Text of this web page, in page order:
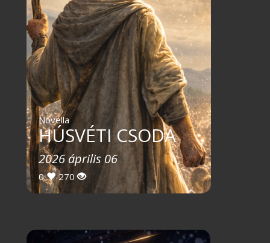
Novella
HÚSVÉTI CSODA
2026 április 06
0 270